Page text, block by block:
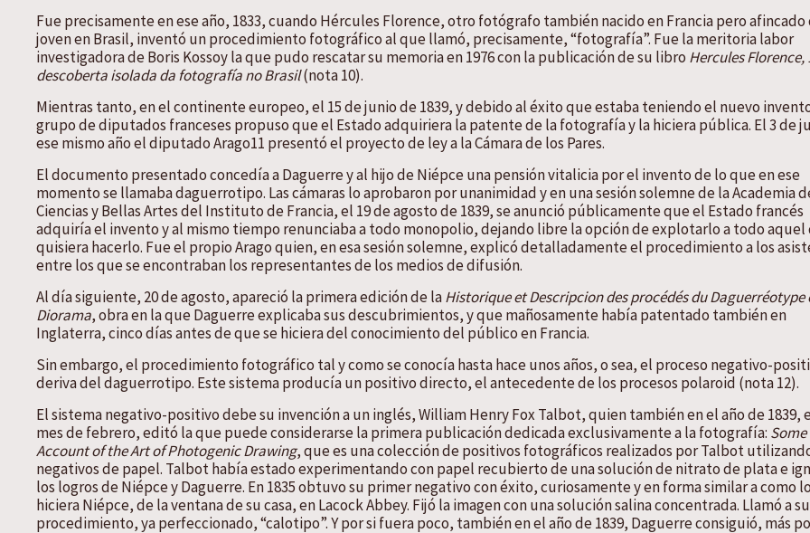
Fue precisamente en ese año, 1833, cuando Hércules Florence, otro fotógrafo también nacido en Francia pero afincado
joven en Brasil, inventó un procedimiento fotográfico al que llamó, precisamente, “fotografía”. Fue la meritoria labor
investigadora de Boris Kossoy la que pudo rescatar su memoria en 1976 con la publicación de su libro Hercules Florence,
descoberta isolada da fotografía no Brasil(nota 10).
Mientras tanto, en el continente europeo, el 15 de junio de 1839, y debido al éxito que estaba teniendo el nuevo
grupo de diputados franceses propuso que el Estado adquiriera la patente de la fotografía y la hiciera pública. El 3 de
ese mismo año el diputado Arago11 presentó el proyecto de ley a la Cámara de los Pares.
El documento presentado concedía a Daguerre y al hijo de Niépce una pensión vitalicia por el invento de lo que en ese
momento se llamaba daguerrotipo. Las cámaras lo aprobaron por unanimidad y en una sesión solemne de la Academia
Ciencias y Bellas Artes del Instituto de Francia, el 19 de agosto de 1839, se anunció públicamente que el Estado francés
adquiría el invento y al mismo tiempo renunciaba a todo monopolio, dejando libre la opción de explotarlo a todo aquel
quisiera hacerlo. Fue el propio Arago quien, en esa sesión solemne, explicó detalladamente el procedimiento a los
entre los que se encontraban los representantes de los medios de difusión.
Al día siguiente, 20 de agosto, apareció la primera edición de laHistorique et Descripcion des procédés du Daguerréotype
Diorama, obra en la que Daguerre explicaba sus descubrimientos, y que mañosamente había patentado también en
Inglaterra, cinco días antes de que se hiciera del conocimiento del público en Francia.
Sin embargo, el procedimiento fotográfico tal y como se conocía hasta hace unos años, o sea, el proceso negativo-
deriva del daguerrotipo. Este sistema producía un positivo directo, el antecedente de los procesos polaroid (nota 12).
El sistema negativo-positivo debe su invención a un inglés, William Henry Fox Talbot, quien también en el año de 1839,
mes de febrero, editó la que puede considerarse la primera publicación dedicada exclusivamente a la fotografía: Some
Account of the Art of Photogenic Drawing, que es una colección de positivos fotográficos realizados por Talbot
negativos de papel. Talbot había estado experimentando con papel recubierto de una solución de nitrato de plata e
los logros de Niépce y Daguerre. En 1835 obtuvo su primer negativo con éxito, curiosamente y en forma similar a como lo
hiciera Niépce, de la ventana de su casa, en Lacock Abbey. Fijó la imagen con una solución salina concentrada. Llamó a su
procedimiento, ya perfeccionado, “calotipo”. Y por si fuera poco, también en el año de 1839, Daguerre consiguió, más